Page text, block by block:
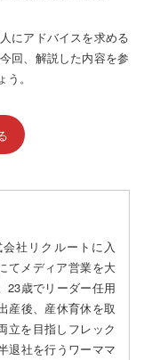
にアドバイスを求める
回、解説した内容を参
。
社リクルートに入
てメディア営業を大
23歳でリーダー任用
産後、産休育休を取
立を目指しフレック
退社を行うワーママ